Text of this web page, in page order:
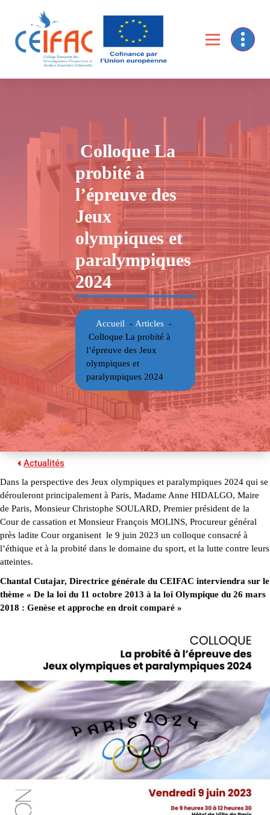
Colloque La
probité à
l’épreuve des
Jeux
olympiques et
paralympiques
2024
Accueil - Articles -
Colloque La probité à
l’épreuve des Jeux
olympiques et
paralympiques 2024
Actualités
Dans la perspective des Jeux olympiques et paralympiques 2024 qui se
dérouleront principalement à Paris, Madame Anne HIDALGO, Maire
de Paris, Monsieur Christophe SOULARD, Premier président de la
Cour de cassation et Monsieur François MOLINS, Procureur général
près ladite Cour organisent le 9 juin 2023 un colloque consacré à
l’éthique et à la probité dans le domaine du sport, et la lutte contre leurs
atteintes.
Chantal Cutajar, Directrice générale du CEIFAC interviendra sur le
thème « De la loi du 11 octobre 2013 à la loi Olympique du 26 mars
2018 : Genèse et approche en droit comparé »